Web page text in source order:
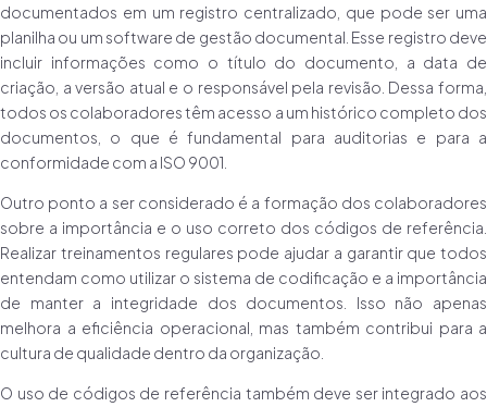
documentados em um registro centralizado, que pode ser uma
planilha ou um software de gestão documental. Esse registro deve
incluir informações como o título do documento, a data de
criação, a versão atual e o responsável pela revisão. Dessa forma,
todos os colaboradores têm acesso a um histórico completo dos
documentos, o que é fundamental para auditorias e para a
conformidade com a ISO 9001.
Outro ponto a ser considerado é a formação dos colaboradores
sobre a importância e o uso correto dos códigos de referência.
Realizar treinamentos regulares pode ajudar a garantir que todos
entendam como utilizar o sistema de codificação e a importância
de manter a integridade dos documentos. Isso não apenas
melhora a eficiência operacional, mas também contribui para a
cultura de qualidade dentro da organização.
O uso de códigos de referência também deve ser integrado aos